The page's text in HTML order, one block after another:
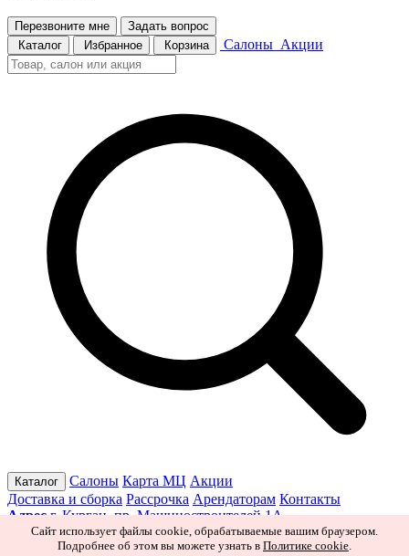
Перезвоните мне
Задать вопрос
Каталог
Избранное Корзина Салоны Акции
Каталог Салоны Карта МЦ Акции
Доставка и сборка Рассрочка Арендаторам Контакты
Адрес г. Курган, пр. Машиностроителей 1А
Режим работы Пн–Пт 10:00–19:30 Сб 10:00–19:00 Вс 10:00–
Сайт использует файлы cookie, обрабатываемые вашим браузером.
Подробнее об этом вы можете узнать в Политике cookie.